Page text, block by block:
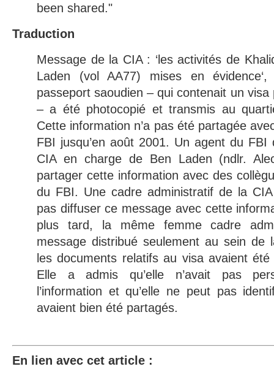
been shared."
Traduction
Message de la CIA : ‘les activités de
Laden (vol AA77) mises en
passeport saoudien – qui contenait un
– a été photocopié et transmis au
Cette information n’a pas été partagée
FBI jusqu’en août 2001. Un agent du FBI
CIA en charge de Ben Laden (ndlr.
partager cette information avec des
du FBI. Une cadre administratif de la
pas diffuser ce message avec cette
plus tard, la même femme cadre
message distribué seulement au sein de
les documents relatifs au visa avaient
Elle a admis qu’elle n’avait pas
l’information et qu’elle ne peut pas
avaient bien été partagés.
En lien avec cet article :